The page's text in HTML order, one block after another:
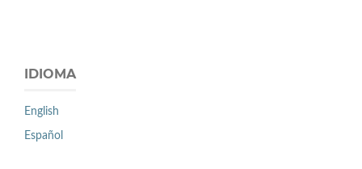
IDIOMA
English
Español